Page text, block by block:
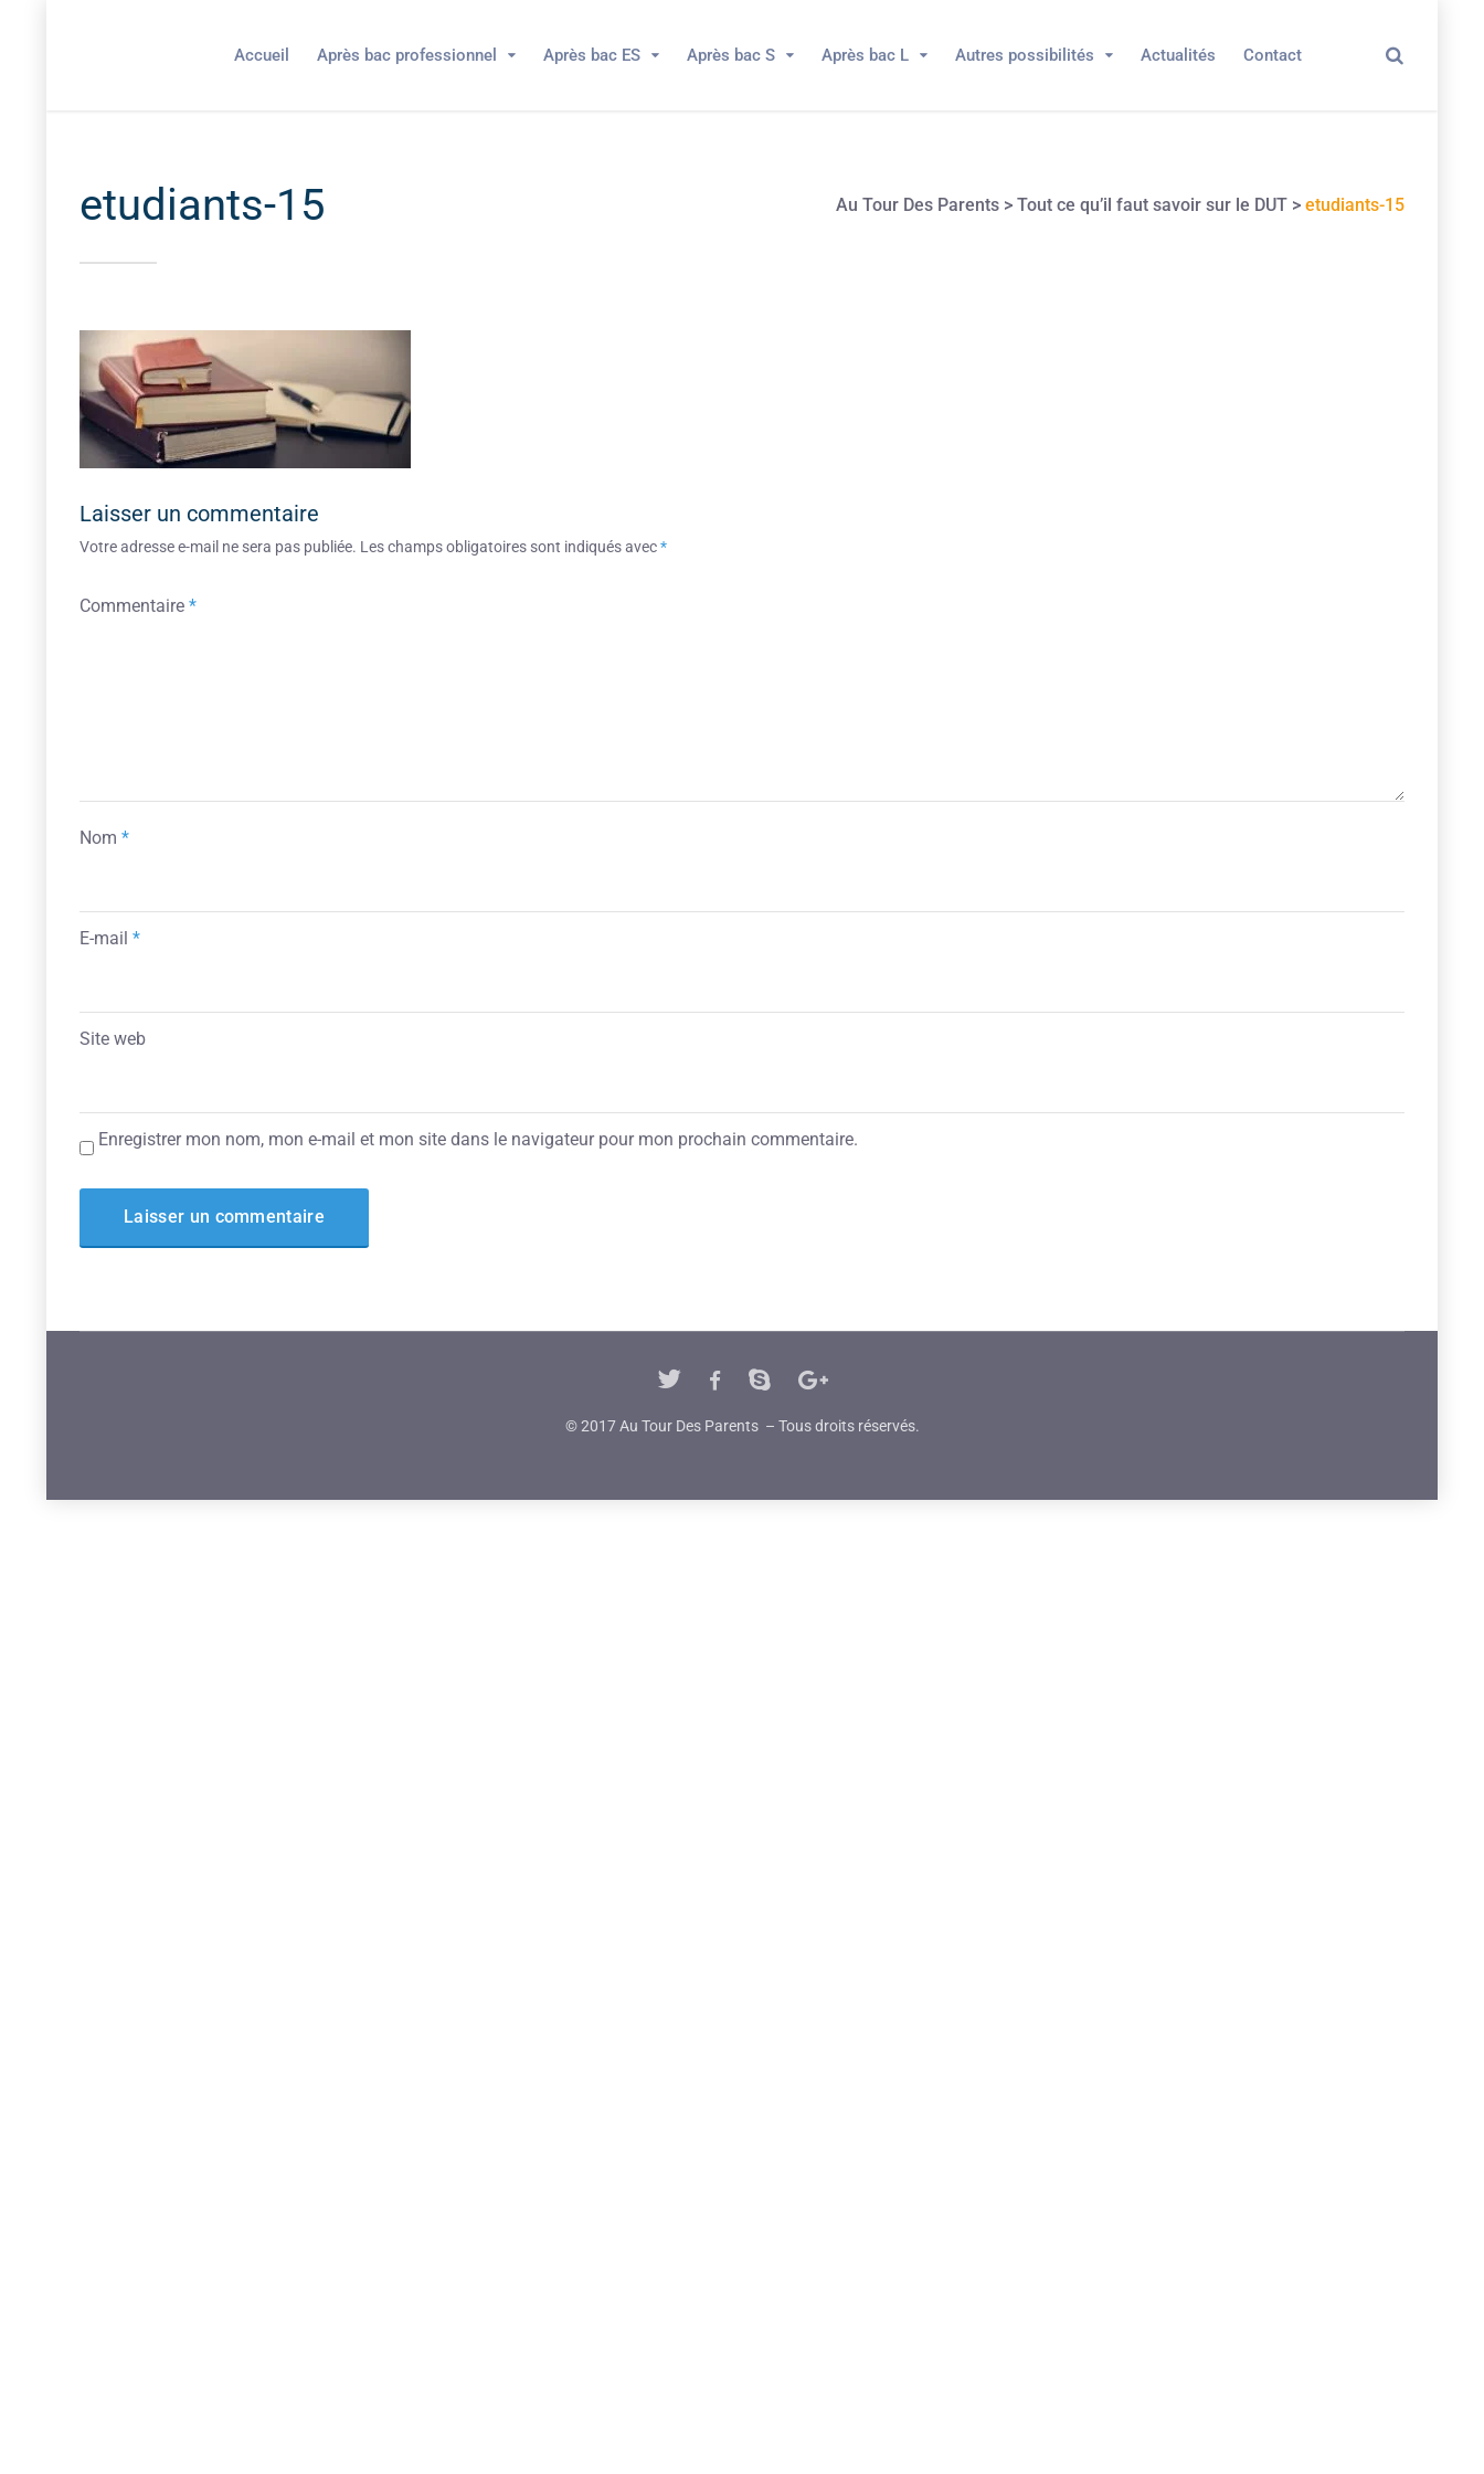
Accueil Après bac professionnel Après bac ES Après bac S Après bac L Autres possibilités Actualités Contact
etudiants-15 Au Tour Des Parents > Tout ce qu’il faut savoir sur le DUT > etudiants-15
Laisser un commentaire
Votre adresse e-mail ne sera pas publiée. Les champs obligatoires sont indiqués avec*
Commentaire *
Nom *
E-mail *
Site web
Enregistrer mon nom, mon e-mail et mon site dans le navigateur pour mon prochain commentaire.
© 2017 Au Tour Des Parents – Tous droits réservés.